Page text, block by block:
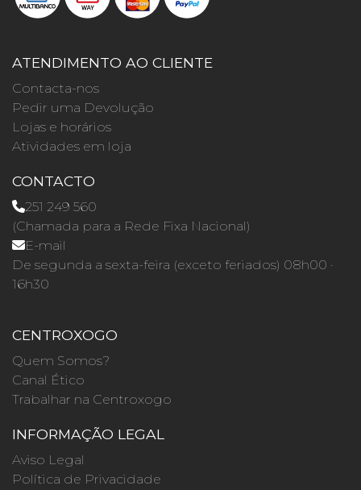
ATENDIMENTO AO CLIENTE
Contacta-nos
Pedir uma Devolução
Lojas e horários
Atividades em loja
CONTACTO
251 249 560
(Chamada para a Rede Fixa Nacional)
E-mail
De segunda a sexta-feira (exceto feriados) 08h00 ·
16h30
CENTROXOGO
Quem Somos?
Canal Ético
Trabalhar na Centroxogo
INFORMAÇÃO LEGAL
Aviso Legal
Política de Privacidade